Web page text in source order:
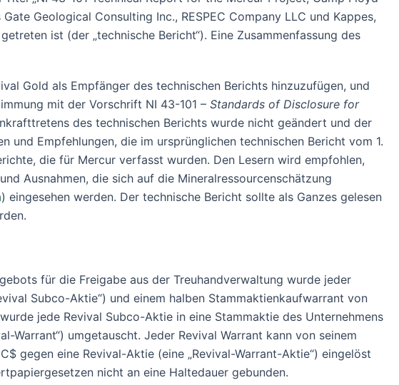
Geological Consulting Inc., RESPEC Company LLC und Kappes,
ist (der „technische Bericht“). Eine Zusammenfassung des
Gold als Empfänger des technischen Berichts hinzuzufügen, und
mit der Vorschrift NI 43-101 – Standards of Disclosure for
des technischen Berichts wurde nicht geändert und der
Empfehlungen, die im ursprünglichen technischen Bericht vom 1.
die für Mercur verfasst wurden. Den Lesern wird empfohlen,
Ausnahmen, die sich auf die Mineralressourcenschätzung
) eingesehen werden. Der technische Bericht sollte als Ganzes gelesen
für die Freigabe aus der Treuhandverwaltung wurde jeder
Subco-Aktie“) und einem halben Stammaktienkaufwarrant von
jede Revival Subco-Aktie in eine Stammaktie des Unternehmens
Warrant“) umgetauscht. Jeder Revival Warrant kann von seinem
gegen eine Revival-Aktie (eine „Revival-Warrant-Aktie“) eingelöst
nicht an eine Haltedauer gebunden.